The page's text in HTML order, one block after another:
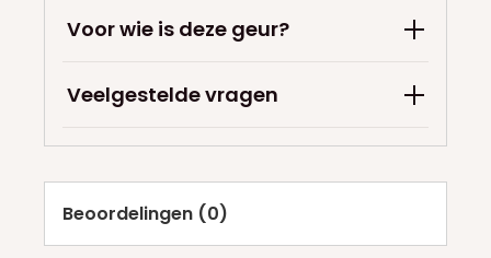
Voor wie is deze geur?
Veelgestelde vragen
Beoordelingen (0)